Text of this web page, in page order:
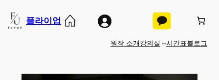
콘
텐
플라이업
원장 소개강의실 시간표블로그